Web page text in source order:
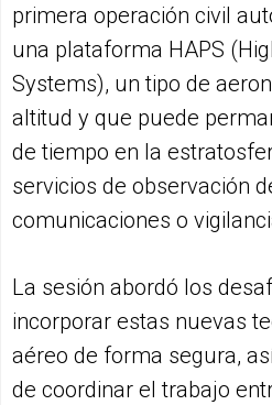
primera operación civil
una plataforma HAPS
Systems), un tipo de
altitud y que puede
de tiempo en la
servicios de observación
comunicaciones o
La sesión abordó los
incorporar estas nuevas
aéreo de forma segura,
de coordinar el trabajo